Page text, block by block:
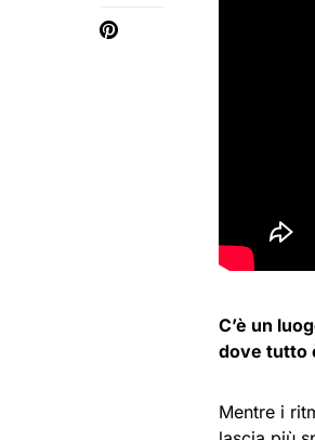
C’è un
dove tutto
Mentre i